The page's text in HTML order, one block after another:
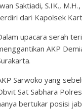
Saktiadi, S.IK.,
dari Kapolsek
upacara serah
AKP
Sarwoko yang
Sat Sabhara
bertukar posisi